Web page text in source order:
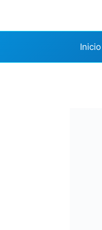
contenido
Inicio